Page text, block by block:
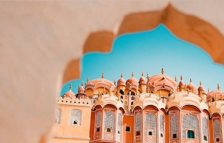
au cœur de paysages où chaque horizon raconte une
Plus de 3 000 €